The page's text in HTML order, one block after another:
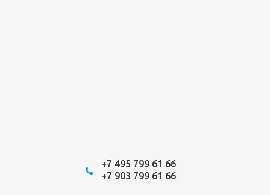
+7 495 799 61 66
+7 903 799 61 66